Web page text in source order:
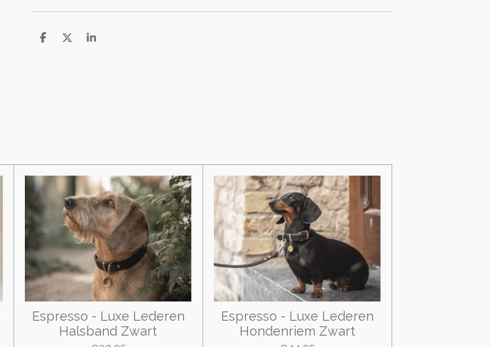
S
S
S
Espresso - Luxe Lederen
Halsband Zwart
Espresso - Luxe Lederen
Hondenriem Zwart